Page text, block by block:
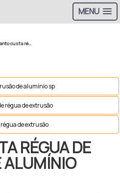
MENU
Quanto custa régua de extrusão de alumínio
de alumínio sp
régua de extrusão
de extrusão
RÉGUA DE
ALUMÍNIO